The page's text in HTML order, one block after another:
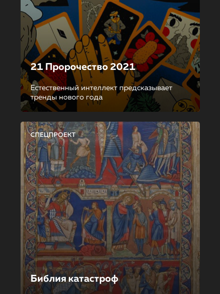
21 Пророчество 2021
Естественный интеллект предсказывает
тренды нового года
СПЕЦПРОЕКТ
Библия катастроф